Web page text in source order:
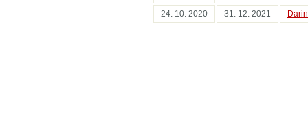
24. 10. 2020
31. 12. 2021